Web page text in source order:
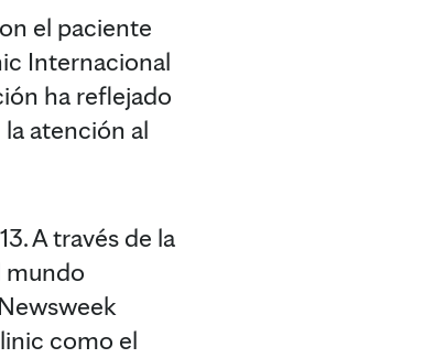
el paciente
Internacional
ha reflejado
atención al
A través de la
mundo
como el